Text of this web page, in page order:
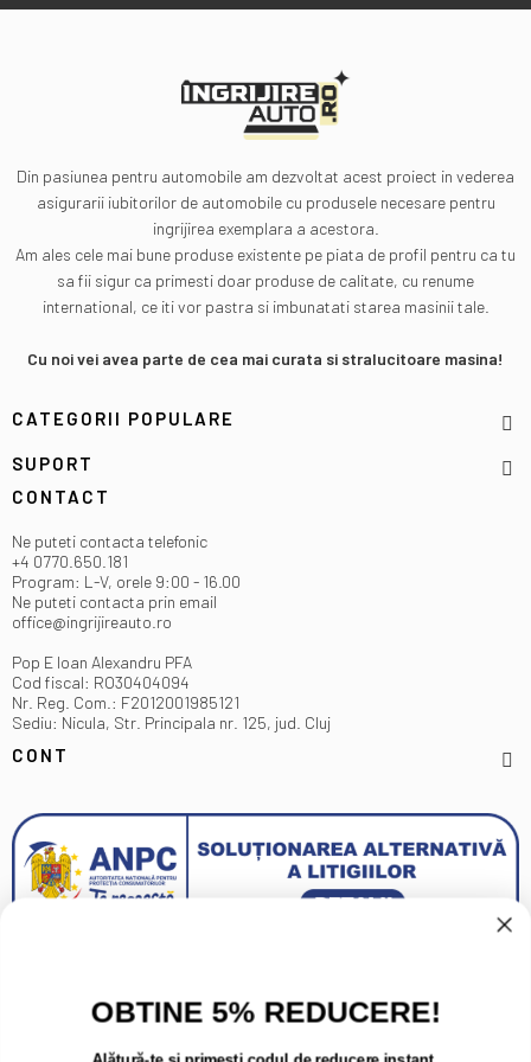
Din pasiunea pentru automobile am dezvoltat acest proiect in vederea
asigurarii iubitorilor de automobile cu produsele necesare pentru
ingrijirea exemplara a acestora.
Am ales cele mai bune produse existente pe piata de profil pentru ca tu
sa fii sigur ca primesti doar produse de calitate, cu renume
international, ce iti vor pastra si imbunatati starea masinii tale.
Cu noi vei avea parte de cea mai curata si stralucitoare masina!
CATEGORII POPULARE
SUPORT
CONTACT
Ne puteti contacta telefonic
+4 0770.650.181
Program: L-V, orele 9:00 - 16.00
Ne puteti contacta prin email
office@ingrijireauto.ro
Pop E Ioan Alexandru PFA
Cod fiscal: RO30404094
Nr. Reg. Com.: F2012001985121
Sediu: Nicula, Str. Principala nr. 125, jud. Cluj
CONT
OBTINE 5% REDUCERE!